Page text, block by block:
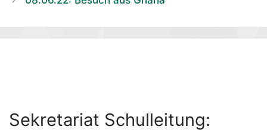
Sekre­ta­ri­at Schulleitung: